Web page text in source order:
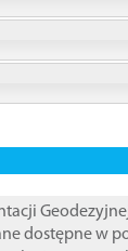
dostępne w